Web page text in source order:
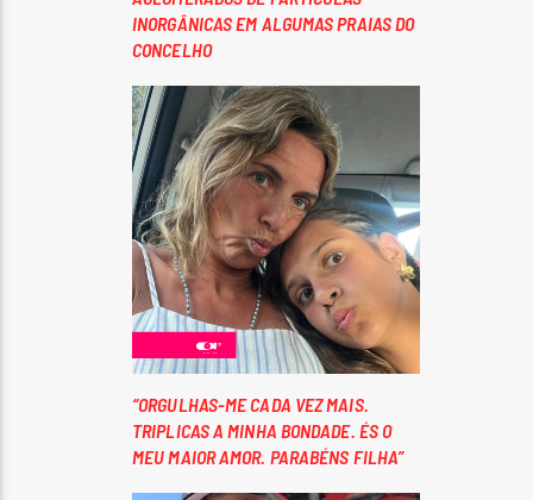
INORGÂNICAS EM ALGUMAS PRAIAS DO
CONCELHO
“ORGULHAS-ME CADA VEZ MAIS.
TRIPLICAS A MINHA BONDADE. ÉS O
MEU MAIOR AMOR. PARABÉNS FILHA”